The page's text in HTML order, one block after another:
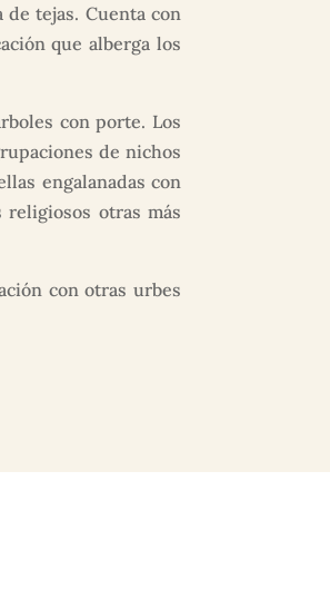
tejas. Cuenta con
que alberga los
con porte. Los
de nichos
engalanadas con
otras más
con otras urbes